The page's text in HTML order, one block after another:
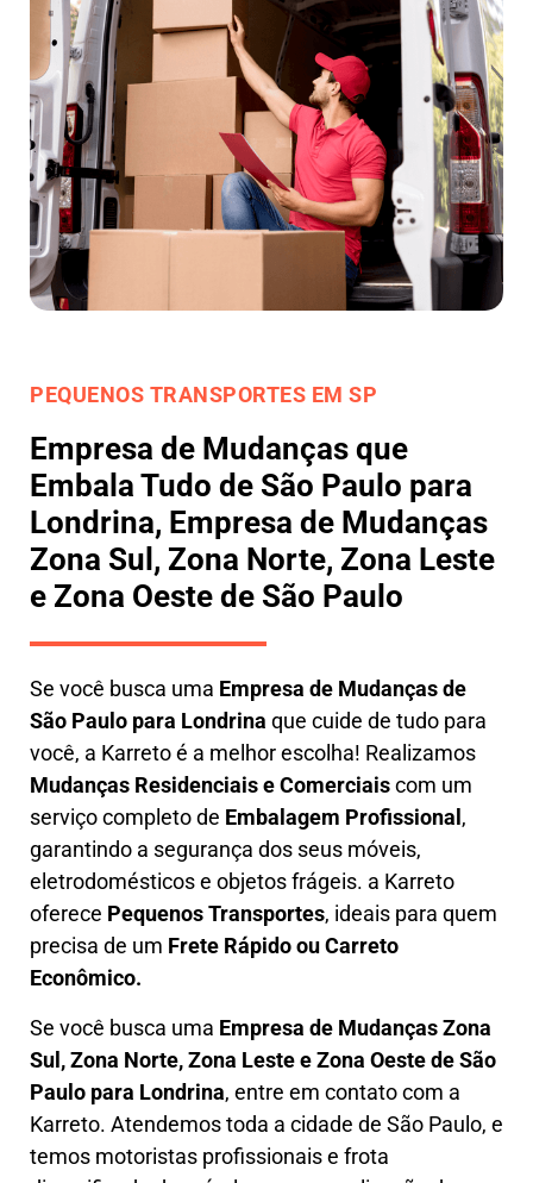
PEQUENOS TRANSPORTES EM SP
Empresa de Mudanças que
Embala Tudo de São Paulo para
Londrina, Empresa de Mudanças
Zona Sul, Zona Norte, Zona Leste
e Zona Oeste de São Paulo
Se você busca uma Empresa de Mudanças de
São Paulo para Londrina que cuide de tudo para
você, a Karretoé a melhor escolha! Realizamos
Mudanças Residenciais e Comerciaiscom um
serviço completo de Embalagem Profissional ,
garantindo a segurança dos seus móveis,
eletrodomésticos e objetos frágeis. a Karreto
oferece Pequenos Transportes, ideais para quem
precisa de um Frete Rápido ou Carreto
Econômico.
Se você busca uma Empresa de Mudanças Zona
Sul, Zona Norte, Zona Leste e Zona Oestede São
Paulo para Londrina, entre em contato com a
Karreto. Atendemos toda a cidade de São Paulo, e
temos motoristas profissionais e frota